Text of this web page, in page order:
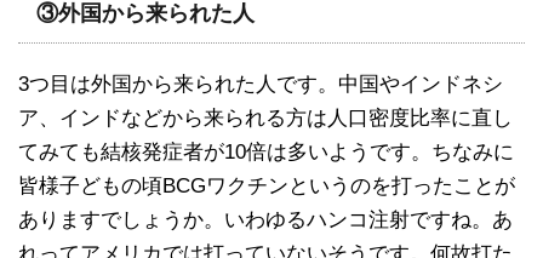
③外国から来られた人
3つ目は外国から来られた人です。中国やインドネシ
ア、インドなどから来られる方は人口密度比率に直し
てみても結核発症者が10倍は多いようです。ちなみに
皆様子どもの頃BCGワクチンというのを打ったことが
ありますでしょうか。いわゆるハンコ注射ですね。あ